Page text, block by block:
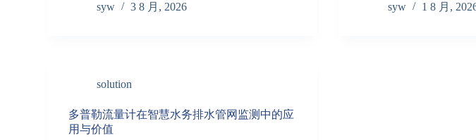
syw 3 8 月, 2026 syw 1 8 月,
solution
多普勒流量计在智慧水务排水管网监测中的应
用与价值